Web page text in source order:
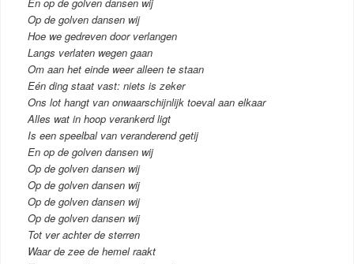
Op de golven dansen wij
Hoe we gedreven door verlangen
Langs verlaten wegen gaan
Om aan het einde weer alleen te staan
Eén ding staat vast: niets is zeker
Ons lot hangt van onwaarschijnlijk toeval aan elkaar
Alles wat in hoop verankerd ligt
Is een speelbal van veranderend getij
En op de golven dansen wij
Op de golven dansen wij
Op de golven dansen wij
Op de golven dansen wij
Op de golven dansen wij
Tot ver achter de sterren
Waar de zee de hemel raakt